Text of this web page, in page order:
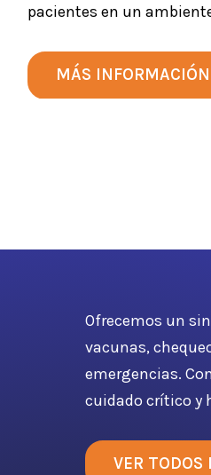
pacientes en un
MÁS INFORMACIÓN
Ofrecemos un
vacunas,
emergencias.
cuidado crítico y
VER TODOS